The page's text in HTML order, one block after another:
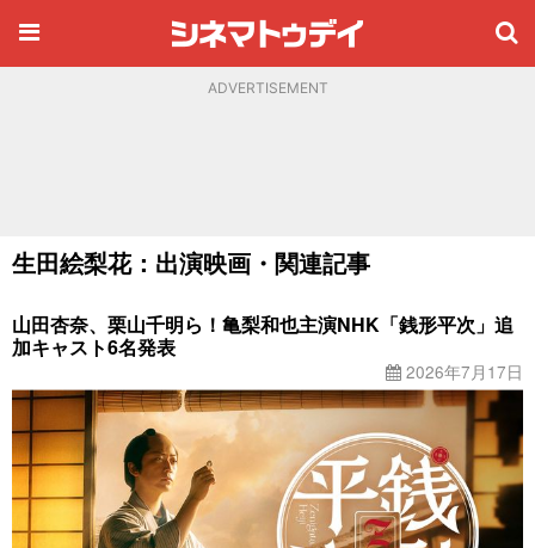
ADVERTISEMENT
生田絵梨花：出演映画・関連記事
山田杏奈、栗山千明ら！亀梨和也主演NHK「銭形平次」追
加キャスト6名発表
2026年7月17日